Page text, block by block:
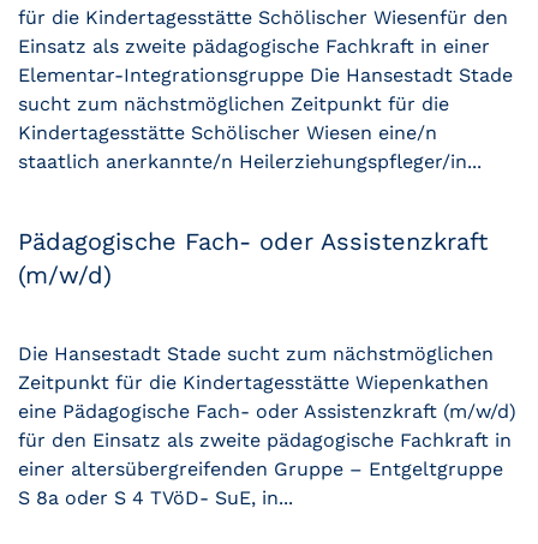
für die Kindertagesstätte Schölischer Wiesenfür den
Einsatz als zweite pädagogische Fachkraft in einer
Elementar-Integrationsgruppe Die Hansestadt Stade
sucht zum nächstmöglichen Zeitpunkt für die
Kindertagesstätte Schölischer Wiesen eine/n
staatlich anerkannte/n Heilerziehungspfleger/in...
Pädagogische Fach- oder Assistenzkraft
(m/w/d)
Die Hansestadt Stade sucht zum nächstmöglichen
Zeitpunkt für die Kindertagesstätte Wiepenkathen
eine Pädagogische Fach- oder Assistenzkraft (m/w/d)
für den Einsatz als zweite pädagogische Fachkraft in
einer altersübergreifenden Gruppe – Entgeltgruppe
S 8a oder S 4 TVöD- SuE, in...